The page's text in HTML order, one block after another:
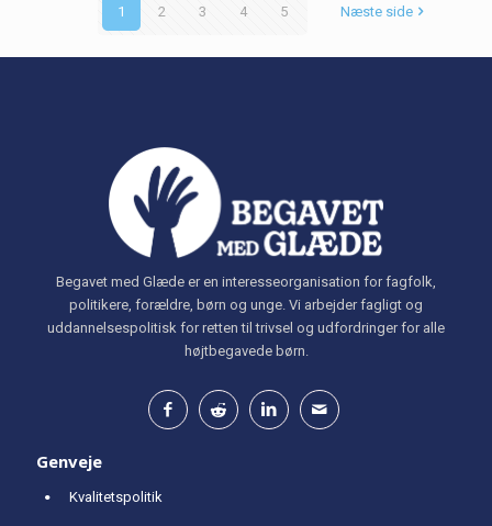
1 2 3 4 5 Næste side
Begavet med Glæde er en interesseorganisation for fagfolk,
politikere, forældre, børn og unge. Vi arbejder fagligt og
uddannelsespolitisk for retten til trivsel og udfordringer for alle
højtbegavede børn.
Genveje
Kvalitetspolitik